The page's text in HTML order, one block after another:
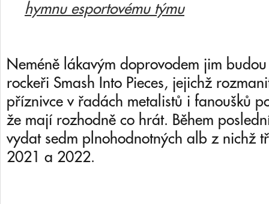
hymnu esportovému týmu
Neméně lákavým doprovodem jim
rockeři Smash Into Pieces, jejichž
příznivce v řadách metalistů i fanoušků
že mají rozhodně co hrát. Během
vydat sedm plnohodnotných alb z nichž
2021 a 2022.